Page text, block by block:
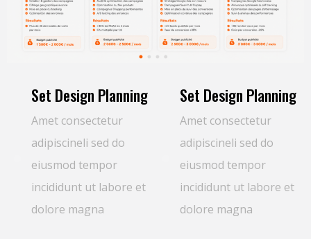
Set Design Planning
Amet consectetur
adipiscineli sed do
eiusmod tempor
incididunt ut labore et
dolore magna
Set Design Planning
Amet consectetur
adipiscineli sed do
eiusmod tempor
incididunt ut labore et
dolore magna